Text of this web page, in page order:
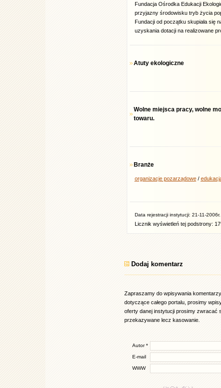
Fundacja Ośrodka Edukacji
przyjazny środowisku tryb życia
Fundacji od początku skupiała się
uzyskania dotacji na realizowane
Atuty ekologiczne
Wolne miejsca pracy, wolne
towaru.
Branże
organizacje pozarządowe/
Data rejestracji instytucji: 21-11-2006r.
Licznik wyświetleń tej podstrony:
Dodaj komentarz
Zapraszamy do wpisywania
dotyczące całego portalu, prosimy
oferty danej instytucji prosimy zwracać
przekazywane lecz kasowanie.
Autor *
E-mail
WWW